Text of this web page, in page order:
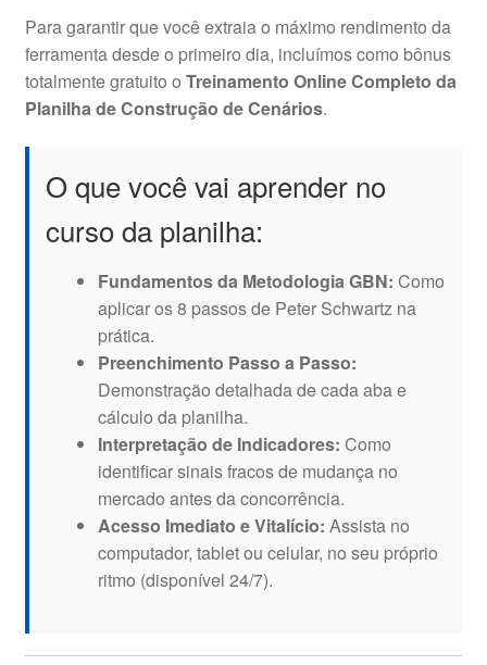
Para garantir que você extraia o máximo rendimento da
ferramenta desde o primeiro dia, incluímos como bônus
totalmente gratuito o Treinamento Online Completo da
Planilha de Construção de Cenários.
O que você vai aprender no
curso da planilha:
Fundamentos da Metodologia GBN: Como
aplicar os 8 passos de Peter Schwartz na
prática.
Preenchimento Passo a Passo:
Demonstração detalhada de cada aba e
cálculo da planilha.
Interpretação de Indicadores: Como
identificar sinais fracos de mudança no
mercado antes da concorrência.
Acesso Imediato e Vitalício: Assista no
computador, tablet ou celular, no seu próprio
ritmo (disponível 24/7).